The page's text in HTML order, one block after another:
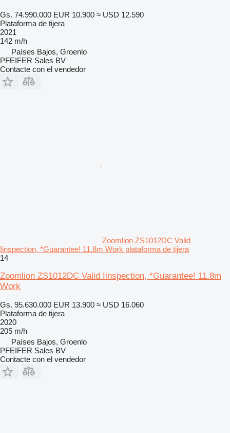
Gs. 74.990.000 EUR 10.900 ≈ USD 12.590
Plataforma de tijera
2021
142 m/h
Países Bajos, Groenlo
PFEIFER Sales BV
Contacte con el vendedor
Zoomlion ZS1012DC Valid
Iinspection, *Guarantee! 11.8m Work plataforma de tijera
14
Zoomlion ZS1012DC Valid Iinspection, *Guarantee! 11.8m
Work
Gs. 95.630.000 EUR 13.900 ≈ USD 16.060
Plataforma de tijera
2020
205 m/h
Países Bajos, Groenlo
PFEIFER Sales BV
Contacte con el vendedor